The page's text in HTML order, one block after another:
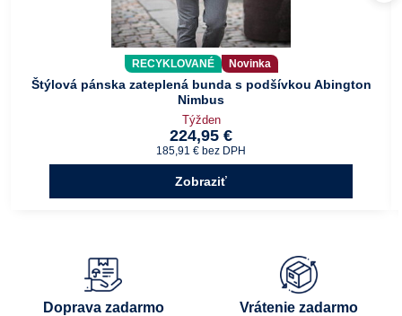
RECYKLOVANÉ Novinka
Štýlová pánska zateplená bunda s podšívkou Abington
Nimbus
Týžden
224,95 €
185,91 € bez DPH
Zobraziť
Doprava zadarmo Vrátenie zadarmo